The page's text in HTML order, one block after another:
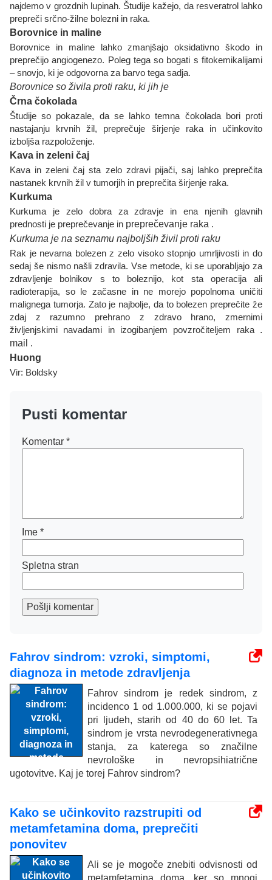
najdemo v grozdnih lupinah. Študije kažejo, da resveratrol lahko
prepreči srčno-žilne bolezni in raka.
Borovnice in maline
Borovnice in maline lahko zmanjšajo oksidativno škodo in
preprečijo angiogenezo. Poleg tega so bogati s fitokemikalijami
– snovjo, ki je odgovorna za barvo tega sadja.
Borovnice so živila proti raku, ki jih je
Črna čokolada
Študije so pokazale, da se lahko temna čokolada bori proti
nastajanju krvnih žil, preprečuje širjenje raka in učinkovito
izboljša razpoloženje.
Kava in zeleni čaj
Kava in zeleni čaj sta zelo zdravi pijači, saj lahko preprečita
nastanek krvnih žil v tumorjih in preprečita širjenje raka.
Kurkuma
Kurkuma je zelo dobra za zdravje in ena njenih glavnih
prednosti je preprečevanje in preprečevanje raka .
Kurkuma je na seznamu najboljših živil proti raku
Rak je nevarna bolezen z zelo visoko stopnjo umrljivosti in do
sedaj še nismo našli zdravila. Vse metode, ki se uporabljajo za
zdravljenje bolnikov s to boleznijo, kot sta operacija ali
radioterapija, so le začasne in ne morejo popolnoma uničiti
malignega tumorja. Zato je najbolje, da to bolezen preprečite že
zdaj z razumno prehrano z zdravo hrano, zmernimi
življenjskimi navadami in izogibanjem povzročiteljem raka .
mail .
Huong
Vir: Boldsky
Pusti komentar
Komentar *
Ime *
Spletna stran
Pošlji komentar
Fahrov sindrom: vzroki, simptomi,
diagnoza in metode zdravljenja
Fahrov sindrom je redek sindrom, z
incidenco 1 od 1.000.000, ki se pojavi
pri ljudeh, starih od 40 do 60 let. Ta
sindrom je vrsta nevrodegenerativnega
stanja, za katerega so značilne
nevrološke in nevropsihiatrične
ugotovitve. Kaj je torej Fahrov sindrom?
Kako se učinkovito razstrupiti od
metamfetamina doma, preprečiti
ponovitev
Ali se je mogoče znebiti odvisnosti od
metamfetamina doma, ker so mnogi